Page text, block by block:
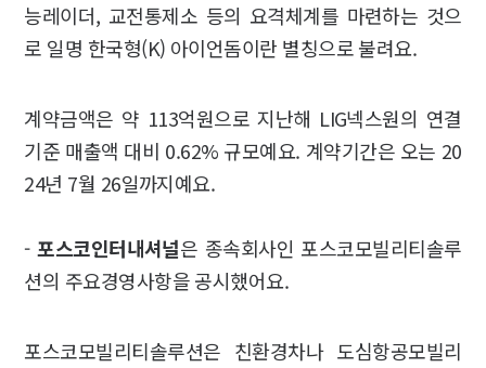
능레이더, 교전통제소 등의 요격체계를 마련하는 것으
로 일명 한국형(K) 아이언돔이란 별칭으로 불려요.
계약금액은 약 113억원으로 지난해 LIG넥스원의 연결
기준 매출액 대비 0.62% 규모예요. 계약기간은 오는 20
24년 7월 26일까지예요.
-포스코인터내셔널은 종속회사인 포스코모빌리티솔루
션의 주요경영사항을 공시했어요.
포스코모빌리티솔루션은 친환경차나 도심항공모빌리